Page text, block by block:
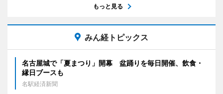
もっと見る
みん経トピックス
名古屋城で「夏まつり」開幕 盆踊りを毎日開催、飲食・
縁日ブースも
名駅経済新聞